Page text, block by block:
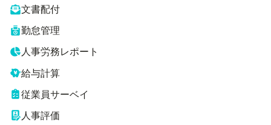
文書配付
勤怠管理
人事労務レポート
給与計算
従業員サーベイ
人事評価